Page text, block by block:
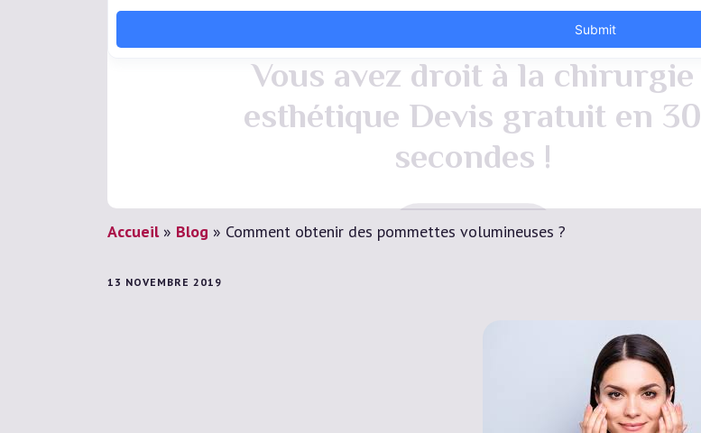
Vous avez droit à la chirurgie
esthétique Devis gratuit en 30
secondes !
Devis Gratuit
Accueil» Blog » Comment obtenir des pommettes volumineuses ?
13 NOVEMBRE 2019